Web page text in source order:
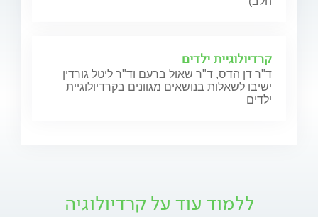
קרדיולוגיית ילדים
ד"ר דן הדס, ד"ר שאול ברעם וד"ר ליטל גורדין
ישיבו לשאלות בנושאים מגוונים בקרדיולוגיית
ילדים
ללמוד עוד על קרדיולוגיה